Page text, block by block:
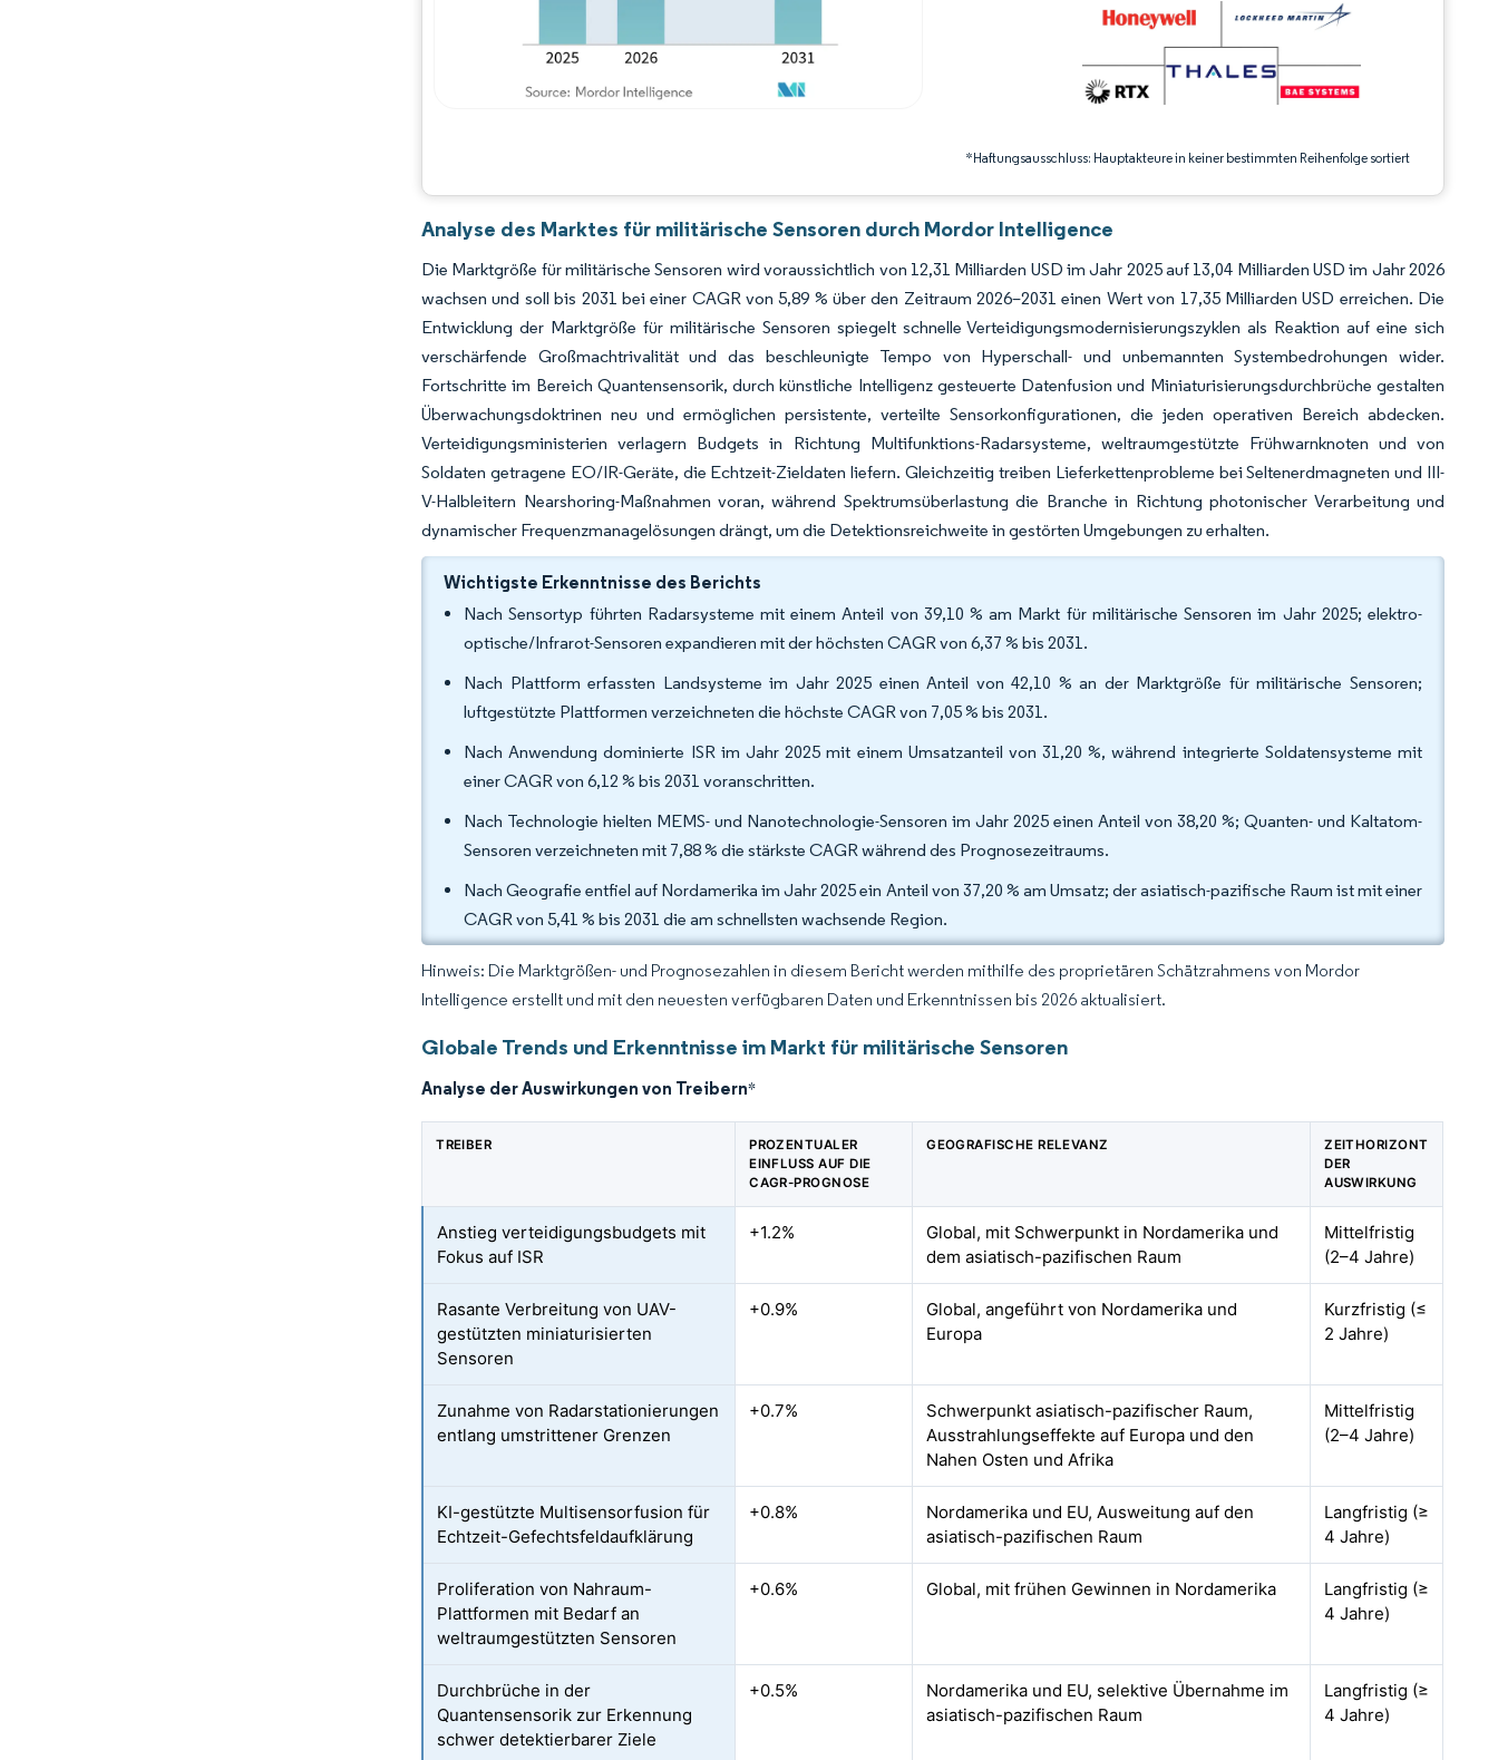
*Haftungsausschluss: Hauptakteure in keiner bestimmten Reihenfolge sortiert
Analyse des Marktes für militärische Sensoren durch Mordor Intelligence
Die Marktgröße für militärische Sensoren wird voraussichtlich von 12,31 Milliarden USD im Jahr 2025 auf 13,04 Milliarden USD im Jahr 2026
wachsen und soll bis 2031 bei einer CAGR von 5,89 % über den Zeitraum 2026–2031 einen Wert von 17,35 Milliarden USD erreichen. Die
Entwicklung der Marktgröße für militärische Sensoren spiegelt schnelle Verteidigungsmodernisierungszyklen als Reaktion auf eine sich
verschärfende Großmachtrivalität und das beschleunigte Tempo von Hyperschall- und unbemannten Systembedrohungen wider.
Fortschritte im Bereich Quantensensorik, durch künstliche Intelligenz gesteuerte Datenfusion und Miniaturisierungsdurchbrüche gestalten
Überwachungsdoktrinen neu und ermöglichen persistente, verteilte Sensorkonfigurationen, die jeden operativen Bereich abdecken.
Verteidigungsministerien verlagern Budgets in Richtung Multifunktions-Radarsysteme, weltraumgestützte Frühwarnknoten und von
Soldaten getragene EO/IR-Geräte, die Echtzeit-Zieldaten liefern. Gleichzeitig treiben Lieferkettenprobleme bei Seltenerdmagneten und III-
V-Halbleitern Nearshoring-Maßnahmen voran, während Spektrumsüberlastung die Branche in Richtung photonischer Verarbeitung und
dynamischer Frequenzmanagelösungen drängt, um die Detektionsreichweite in gestörten Umgebungen zu erhalten.
Wichtigste Erkenntnisse des Berichts
Nach Sensortyp führten Radarsysteme mit einem Anteil von 39,10 % am Markt für militärische Sensoren im Jahr 2025; elektro-
optische/Infrarot-Sensoren expandieren mit der höchsten CAGR von 6,37 % bis 2031.
Nach Plattform erfassten Landsysteme im Jahr 2025 einen Anteil von 42,10 % an der Marktgröße für militärische Sensoren;
luftgestützte Plattformen verzeichneten die höchste CAGR von 7,05 % bis 2031.
Nach Anwendung dominierte ISR im Jahr 2025 mit einem Umsatzanteil von 31,20 %, während integrierte Soldatensysteme mit
einer CAGR von 6,12 % bis 2031 voranschritten.
Nach Technologie hielten MEMS- und Nanotechnologie-Sensoren im Jahr 2025 einen Anteil von 38,20 %; Quanten- und Kaltatom-
Sensoren verzeichneten mit 7,88 % die stärkste CAGR während des Prognosezeitraums.
Nach Geografie entfiel auf Nordamerika im Jahr 2025 ein Anteil von 37,20 % am Umsatz; der asiatisch-pazifische Raum ist mit einer
CAGR von 5,41 % bis 2031 die am schnellsten wachsende Region.
Hinweis: Die Marktgrößen- und Prognosezahlen in diesem Bericht werden mithilfe des proprietären Schätzrahmens von Mordor
Intelligence erstellt und mit den neuesten verfügbaren Daten und Erkenntnissen bis 2026 aktualisiert.
Globale Trends und Erkenntnisse im Markt für militärische Sensoren
Analyse der Auswirkungen von Treibern*
TREIBER
PROZENTUALER
EINFLUSS AUF DIE
CAGR-PROGNOSE
GEOGRAFISCHE RELEVANZ
ZEITHORIZONT
DER
AUSWIRKUNG
Anstieg verteidigungsbudgets mit
Fokus auf ISR
+1.2%
Global, mit Schwerpunkt in Nordamerika und
dem asiatisch-pazifischen Raum
Mittelfristig
(2–4 Jahre)
Rasante Verbreitung von UAV-
gestützten miniaturisierten
Sensoren
+0.9%
Global, angeführt von Nordamerika und
Europa
Kurzfristig (≤
2 Jahre)
Zunahme von Radarstationierungen
entlang umstrittener Grenzen
+0.7%
Schwerpunkt asiatisch-pazifischer Raum,
Ausstrahlungseffekte auf Europa und den
Nahen Osten und Afrika
Mittelfristig
(2–4 Jahre)
KI-gestützte Multisensorfusion für
Echtzeit-Gefechtsfeldaufklärung
+0.8%
Nordamerika und EU, Ausweitung auf den
asiatisch-pazifischen Raum
Langfristig (≥
4 Jahre)
Proliferation von Nahraum-
Plattformen mit Bedarf an
weltraumgestützten Sensoren
+0.6% Global, mit frühen Gewinnen in Nordamerika
Langfristig (≥
4 Jahre)
Durchbrüche in der
Quantensensorik zur Erkennung
schwer detektierbarer Ziele
+0.5%
Nordamerika und EU, selektive Übernahme im
asiatisch-pazifischen Raum
Langfristig (≥
4 Jahre)